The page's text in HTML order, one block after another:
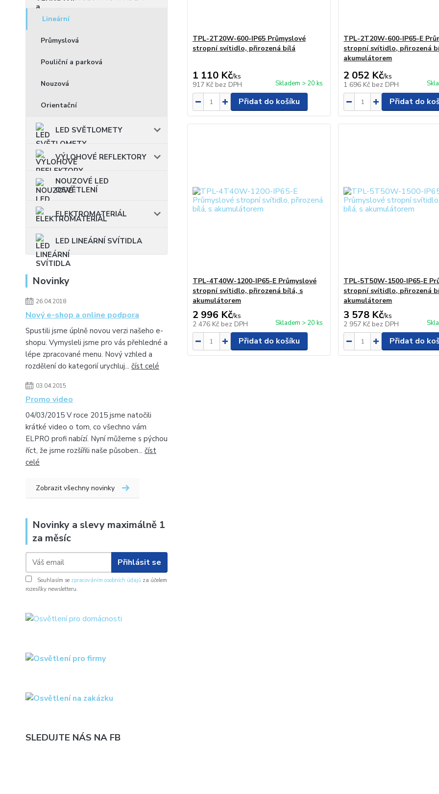
Lineární
Průmyslová
Pouliční a parková
Nouzová
Orientační
LED SVĚTLOMETY
VÝLOHOVÉ REFLEKTORY
NOUZOVÉ LED
OSVĚTLENÍ
ELEKTROMATERIÁL
LED LINEÁRNÍ SVÍTIDLA
Novinky
26.04.2018
Nový e-shop a online podpora
Spustili jsme úplně novou verzi našeho e-
shopu. Vymysleli jsme pro vás přehledné a
lépe zpracované menu. Nový vzhled a
rozdělení do kategorií urychluj... číst celé
03.04.2015
Promo video
04/03/2015 V roce 2015 jsme natočili
krátké video o tom, co všechno vám
ELPRO profi nabízí. Nyní můžeme s pýchou
říct, že jsme rozšířili naše působen... číst
celé
Zobrazit všechny novinky
Novinky a slevy maximálně 1
za měsíc
Přihlásit se
Souhlasím se zpracováním osobních údajů za účelem
rozesílky newsletteru.
SLEDUJTE NÁS NA FB
TPL-2T20W-600-IP65 Průmyslové
stropní svítidlo, přirozená bílá
1 110 Kč/ks
917 Kč bez DPH Skladem > 20 ks
Přidat do košíku
TPL-2T20W-600-IP65-E
stropní svítidlo, přirozená
akumulátorem
2 052 Kč/ks
1 696 Kč bez DPH
Přidat do
TPL-4T40W-1200-IP65-E Průmyslové
stropní svítidlo, přirozená bílá, s
akumulátorem
2 996 Kč/ks
2 476 Kč bez DPH Skladem > 20 ks
Přidat do košíku
TPL-5T50W-1500-IP65-E
stropní svítidlo, přirozená
akumulátorem
3 578 Kč/ks
2 957 Kč bez DPH
Přidat do